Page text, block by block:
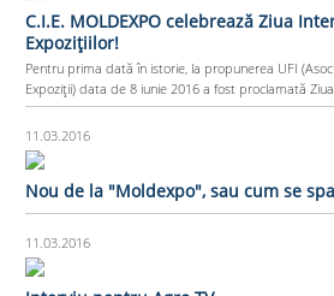
C.I.E. MOLDEXPO celebrează Ziua
Expoziţiilor!
Pentru prima dată în istorie, la propunerea UFI
Expoziţii) data de 8 iunie 2016 a fost proclamată
11.03.2016
Nou de la "Moldexpo", sau cum se
11.03.2016